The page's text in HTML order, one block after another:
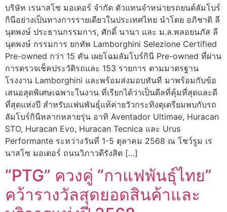
บริษัท เรนาสโซ มอเตอร์ จำกัด ตัวแทนจำหน่ายรถยนต์ลัมโบร์
กินีอย่างเป็นทางการรายเดียวในประเทศไทย นำโดย อภิชาติ ลี
นุตพงษ์ ประธานกรรมการ, ศักดิ์ นานา และ ม.ล.พลอยนภัส ลี
นุตพงษ์ กรรมการ ยกทัพ Lamborghini Selezione Certified
Pre-owned กว่า 15 คัน เผยโฉมลัมโบร์กินี Pre-owned ที่ผ่าน
การตรวจเช็คประวัติรถและ 153 รายการ ตามมาตรฐาน
โรงงาน Lamborghini และพร้อมส่งมอบทันที มาพร้อมกับข้อ
เสนอสุดพิเศษเฉพาะในงาน ที่เรียกได้ว่าเป็นดีลที่คุ้มที่สุดและดี
ที่สุดแห่งปี สำหรับแฟนพันธุ์แท้ค่ายวัวกระทิงดุเตรียมพบกับรถ
ลัมโบร์กินีหลากหลายรุ่น อาทิ Aventador Ultimae, Huracan
STO, Huracan Evo, Huracan Tecnica และ Urus
Performante ระหว่างวันที่ 1-5 ตุลาคม 2568 ณ โชว์รูม เร
นาสโซ มอเตอร์ ถนนวิภาวดีรังสิต […]
“PTG” ควงคู่ “กาแฟพันธุ์ไทย”
คว้ารางวัลสุดยอดสินค้าและ